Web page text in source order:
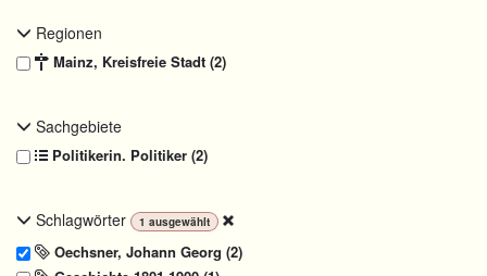
Regionen
Mainz, Kreisfreie Stadt (2)
Sachgebiete
Politikerin. Politiker (2)
Schlagwörter 1 ausgewählt
Oechsner, Johann Georg (2)